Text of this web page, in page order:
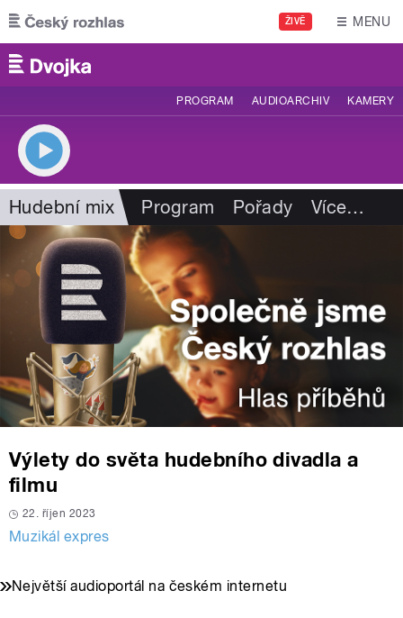
Přejít k hlavnímu obsahu
ŽIVĚ MENU
PROGRAM AUDIOARCHIV KAMERY
Hudební mix Program Pořady Více…
Výlety do světa hudebního divadla a
filmu
22. říjen 2023
Muzikál expres
Největší audioportál na českém internetu